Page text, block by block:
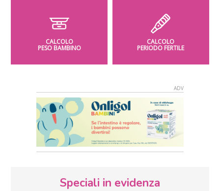
CALCOLO
PESO BAMBINO
CALCOLO
PERIODO FERTILE
Speciali in evidenza